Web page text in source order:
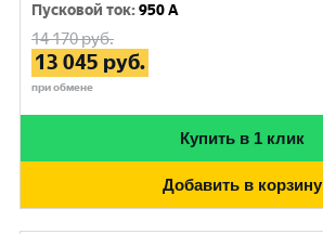
Пусковой ток:950 A
14 170руб.
13 045 руб.
при обмене
Купить в 1 клик
Добавить в корзину